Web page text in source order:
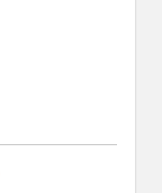
Halbpension
Traditionelle